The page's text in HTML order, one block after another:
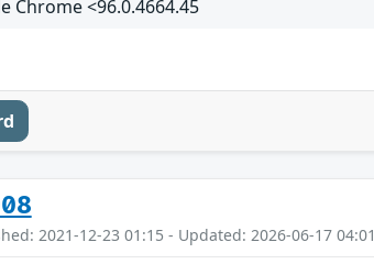
Chrome <96.0.4664.45
2021-12-23 01:15 - Updated: 2026-06-17 04:01